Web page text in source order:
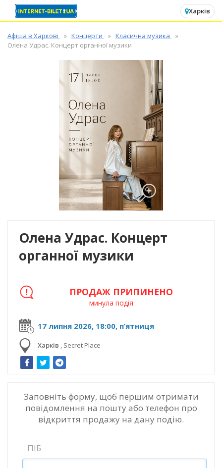
Харків
Афіша в Харкові Концерти
Класична музика
Олена Удрас. Концерт органної музики
Олена Удрас. Концерт
органної музики
17 липня 2026, 18:00, п’ятниця
Харків , Secret Place
ПРОДАЖ ПРИПИНЕНО
минула подія
Заповніть форму, щоб першим отримати
повідомлення на пошту або телефон про
відкриття продажу на дану подію.
ПІБ